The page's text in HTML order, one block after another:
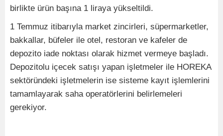
birlikte ürün başına 1 liraya yükseltildi.
1 Temmuz itibarıyla market zincirleri, süpermarketler,
bakkallar, büfeler ile otel, restoran ve kafeler de
depozito iade noktası olarak hizmet vermeye başladı.
Depozitolu içecek satışı yapan işletmeler ile HOREKA
sektöründeki işletmelerin ise sisteme kayıt işlemlerini
tamamlayarak saha operatörlerini belirlemeleri
gerekiyor.